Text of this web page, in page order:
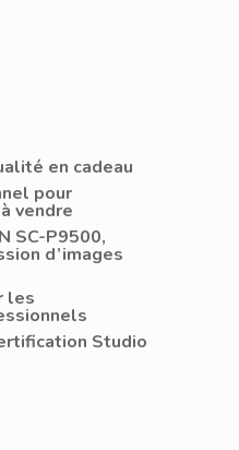
en cadeau
pour
vendre
SC-P9500,
d’images
les
Studio